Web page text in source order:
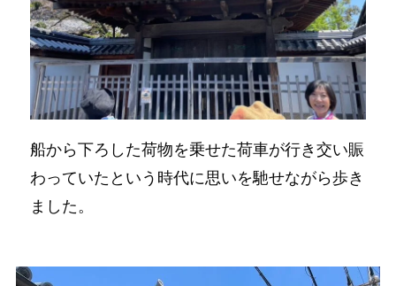
船から下ろした荷物を乗せた荷車が行き交い賑
わっていたという時代に思いを馳せながら歩き
ました。